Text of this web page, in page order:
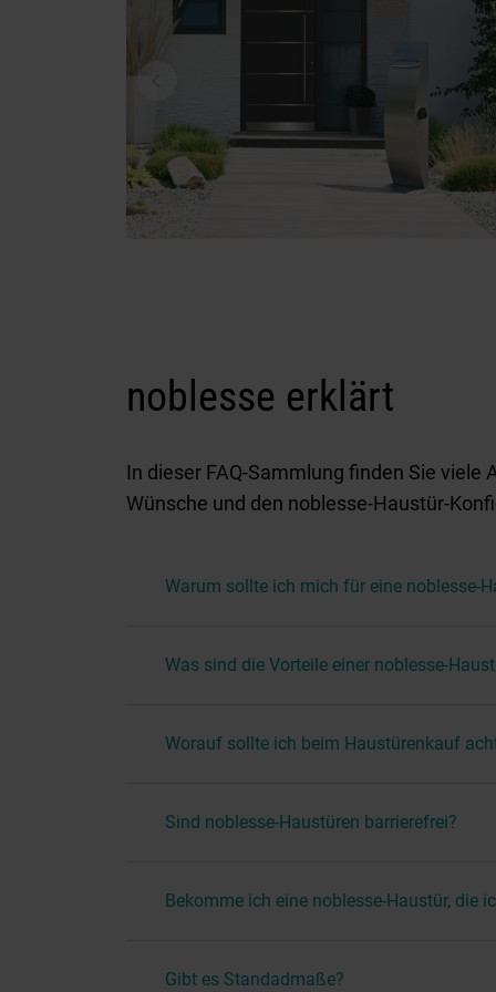
noblesse erklärt
In dieser FAQ-Sammlung finden Sie
Wünsche und den noblesse-Haustür-
Warum sollte ich mich für eine noblesse-
Was sind die Vorteile einer noblesse-
Worauf sollte ich beim Haustürenkauf
Sind noblesse-Haustüren barrierefrei?
Bekomme ich eine noblesse-Haustür, die
Gibt es Standadmaße?